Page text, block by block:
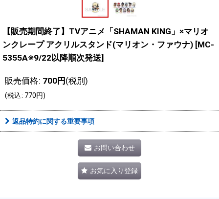
【販売期間終了】TVアニメ「SHAMAN KING」×マリオ
ンクレープ アクリルスタンド(マリオン・ファウナ) [MC-
5355A※9/22以降順次発送]
販売価格: 700円 (税別)
(税込: 770円)
返品特約に関する重要事項
お問い合わせ
お気に入り登録